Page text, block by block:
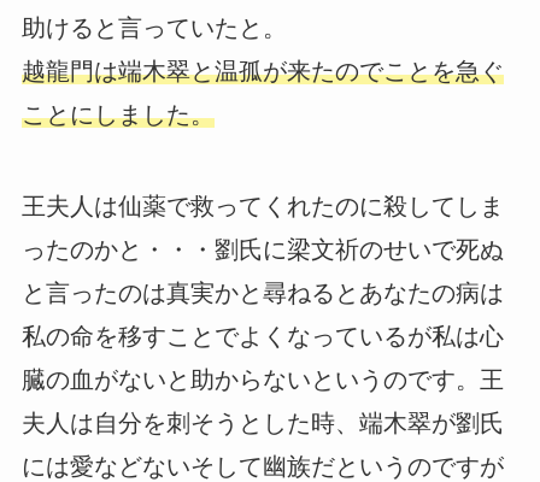
助けると言っていたと。
越龍門は端木翠と温孤が来たのでことを急ぐ
ことにしました。
王夫人は仙薬で救ってくれたのに殺してしま
ったのかと・・・劉氏に梁文祈のせいで死ぬ
と言ったのは真実かと尋ねるとあなたの病は
私の命を移すことでよくなっているが私は心
臓の血がないと助からないというのです。王
夫人は自分を刺そうとした時、端木翠が劉氏
には愛などないそして幽族だというのですが